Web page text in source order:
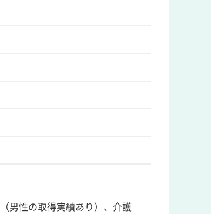
男性の取得実績あり）、介護